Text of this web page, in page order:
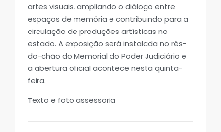
artes visuais, ampliando o diálogo entre
espaços de memória e contribuindo para a
circulação de produções artísticas no
estado. A exposição será instalada no rés-
do-chão do Memorial do Poder Judiciário e
a abertura oficial acontece nesta quinta-
feira.
Texto e foto assessoria